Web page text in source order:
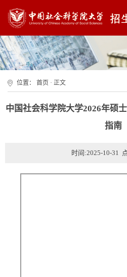
位置： 首页 · 正文
中国社会科学院大学2026年硕
指南
时间:2025-10-31 点